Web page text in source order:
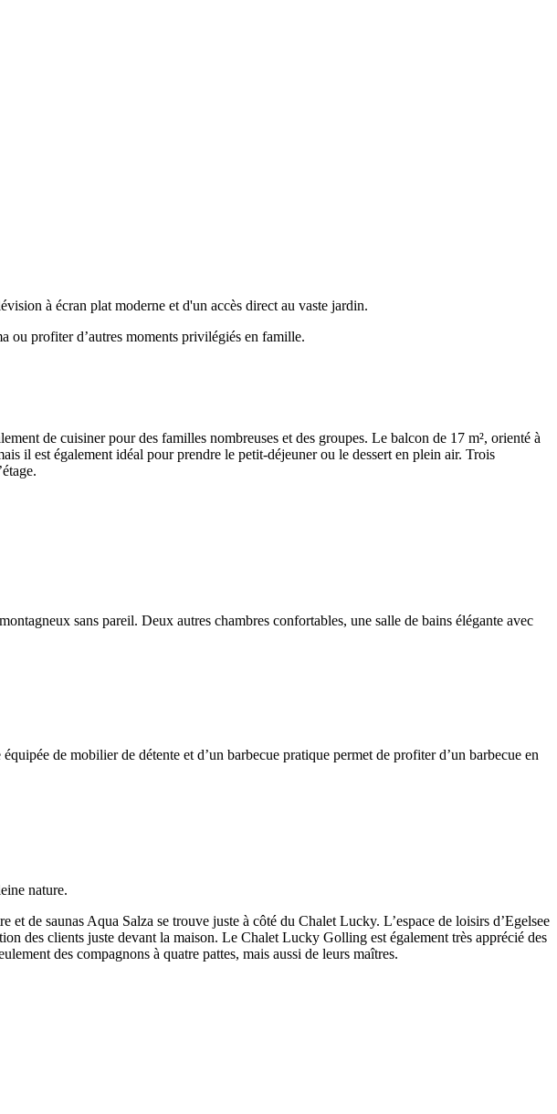
à écran plat moderne et d'un accès direct au vaste jardin.
ou profiter d’autres moments privilégiés en famille.
de cuisiner pour des familles nombreuses et des groupes. Le balcon de 17 m², orienté à
il est également idéal pour prendre le petit-déjeuner ou le dessert en plein air. Trois
sans pareil. Deux autres chambres confortables, une salle de bains élégante avec
de mobilier de détente et d’un barbecue pratique permet de profiter d’un barbecue en
nature.
de saunas Aqua Salza se trouve juste à côté du Chalet Lucky. L’espace de loisirs d’Egelsee
des clients juste devant la maison. Le Chalet Lucky Golling est également très apprécié des
des compagnons à quatre pattes, mais aussi de leurs maîtres.